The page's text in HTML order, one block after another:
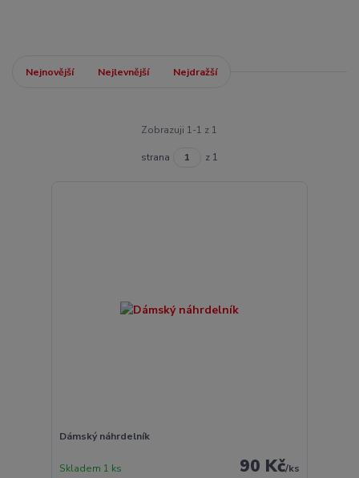
Nejnovější Nejlevnější Nejdražší
Zobrazuji 1-1 z 1
strana z 1
Dámský náhrdelník
90 Kč/ks
Skladem 1 ks